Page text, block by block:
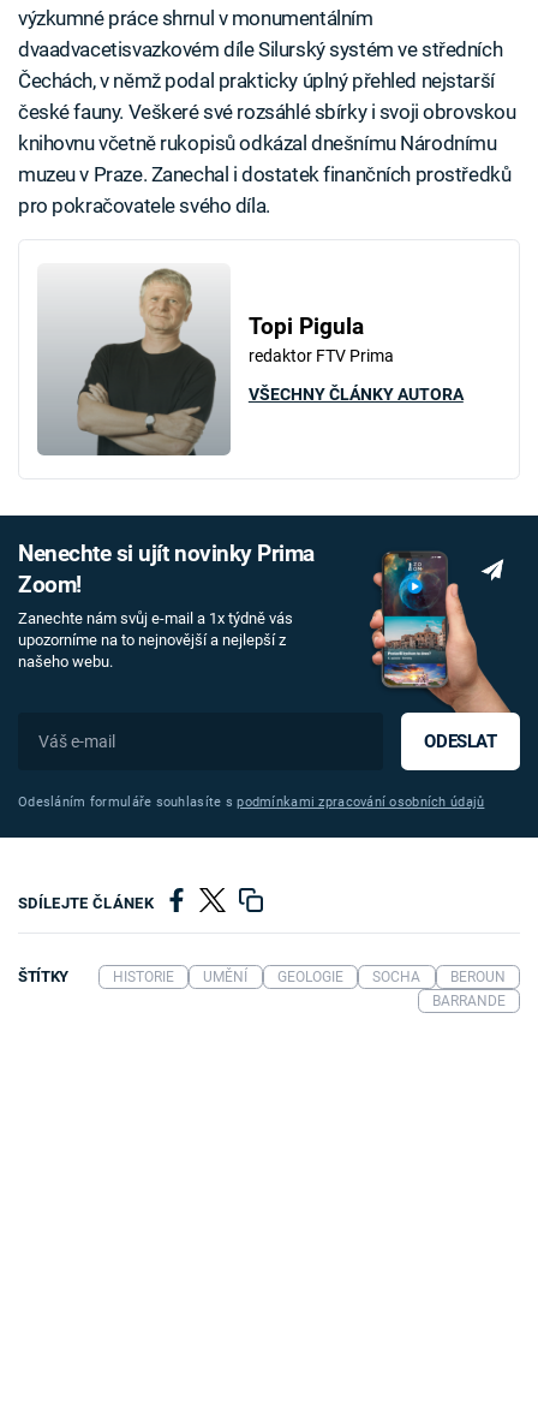
výzkumné práce shrnul v monumentálním
dvaadvacetisvazkovém díle Silurský systém ve středních
Čechách, v němž podal prakticky úplný přehled nejstarší
české fauny. Veškeré své rozsáhlé sbírky i svoji obrovskou
knihovnu včetně rukopisů odkázal dnešnímu Národnímu
muzeu v Praze. Zanechal i dostatek finančních prostředků
pro pokračovatele svého díla.
Topi Pigula
redaktor FTV Prima
VŠECHNY ČLÁNKY AUTORA
Nenechte si ujít novinky Prima
Zoom!
Zanechte nám svůj e-mail a 1x týdně vás
upozorníme na to nejnovější a nejlepší z
našeho webu.
ODESLAT
Odesláním formuláře souhlasíte spodmínkami zpracování osobních údajů
SDÍLEJTE ČLÁNEK
ŠTÍTKY HISTORIE UMĚNÍ GEOLOGIE SOCHA
BEROUN
BARRANDE